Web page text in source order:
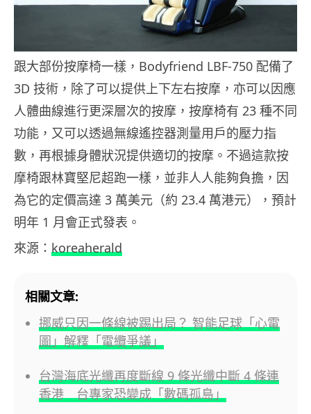
跟大部份按摩椅一樣，Bodyfriend LBF-750 配備了
3D 技術，除了可以提供上下左右按摩，亦可以因應
人體曲線進行更深層次的按摩，按摩椅有 23 種不同
功能，又可以透過無線遙控器測量用戶的壓力指
數，再根據身體狀況提供適切的按摩。不過這款按
摩椅跟林寶堅尼超跑一樣，並非人人能夠負擔，因
為它的定價高達 3 萬美元（約 23.4 萬港元），預計
明年 1 月會正式發表。
來源： koreaherald
相關文章:
挪威只因一條線被踢出局？ 智能足球「心電
圖」解釋「電纜爭議」
台灣海底光纖再度斷線 9 條光纖中斷 4 條連
香港 台專家恐變成「數碼孤島」